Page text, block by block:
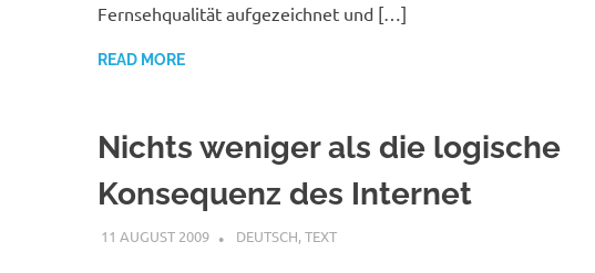
Fernsehqualität aufgezeichnet und […]
READ MORE
Nichts weniger als die logische
Konsequenz des Internet
11 AUGUST 2009 VGRASS
DEUTSCH,TEXT